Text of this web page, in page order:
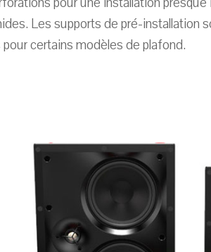
Les supports de pré-installation
certains modèles de plafond.